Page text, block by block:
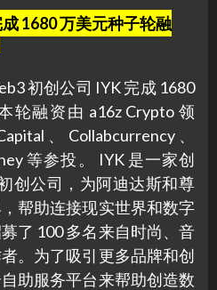
1680 万美元种子轮融
初创公司 IYK 完成 1680
轮融资由 a16z Crypto 领
、Collabcurrency、
等参投。 IYK 是一家创
创公司，为阿迪达斯和尊
帮助连接现实世界和数字
了 100 多名来自时尚、音
。为了吸引更多品牌和创
助服务平台来帮助创造数